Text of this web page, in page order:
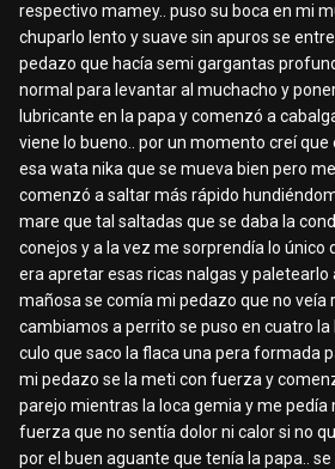
respectivo mamey.. puso su boca en mi
chuparlo lento y suave sin apuros se
pedazo que hacía semi gargantas
normal para levantar al muchacho y
lubricante en la papa y comenzó a
viene lo bueno.. por un momento creí
esa wata nika que se mueva bien pero
comenzó a saltar más rápido
mare que tal saltadas que se daba la
conejos y a la vez me sorprendía lo único
era apretar esas ricas nalgas y paletearlo
mañosa se comía mi pedazo que no veía
cambiamos a perrito se puso en cuatro la
culo que saco la flaca una pera formada
mi pedazo se la meti con fuerza y
parejo mientras la loca gemia y me pedía
fuerza que no sentía dolor ni calor si no
por el buen aguante que tenía la papa.. se